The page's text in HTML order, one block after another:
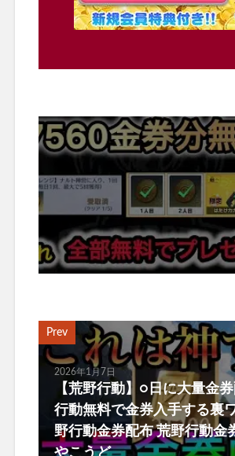
Prev
2026年1月7日
【荒野行動】○日に大量金
行動無料で金券入手する裏
野行動金券配布 荒野行動金
やこうど